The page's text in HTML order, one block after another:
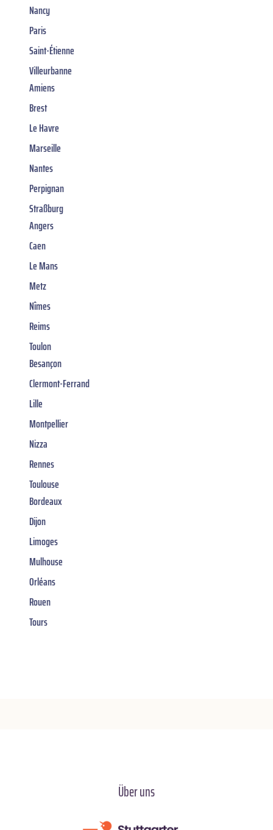
Nancy
Paris
Saint-Étienne
Villeurbanne
Amiens
Brest
Le Havre
Marseille
Nantes
Perpignan
Straßburg
Angers
Caen
Le Mans
Metz
Nîmes
Reims
Toulon
Besançon
Clermont-Ferrand
Lille
Montpellier
Nizza
Rennes
Toulouse
Bordeaux
Dijon
Limoges
Mulhouse
Orléans
Rouen
Tours
Über uns